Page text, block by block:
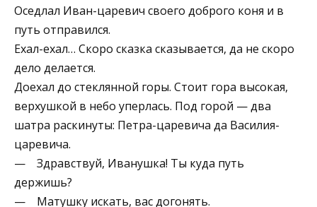
Оседлал Иван-царевич своего доброго коня и в
путь отправился.
Ехал-ехал… Скоро сказка сказывается, да не скоро
дело делается.
Доехал до стеклянной горы. Стоит гора высокая,
верхушкой в небо уперлась. Под горой — два
шатра раскинуты: Петра-царевича да Василия-
царевича.
— Здравствуй, Иванушка! Ты куда путь
держишь?
— Матушку искать, вас догонять.